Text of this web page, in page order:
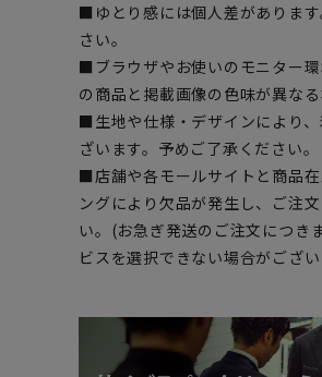
■ゆとり感には個人差がありま
さい。
■ブラウザやお使いのモニター
の商品と掲載画像の色味が異なる
■生地や仕様・デザインにより
ざいます。予めご了承ください。
■店舗や各モールサイトと商品
ングにより欠品が発生し、ご注
い。(お急ぎ発送のご注文につき
ビスを選択できない場合がござい